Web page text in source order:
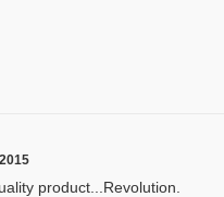
product...Revolution.